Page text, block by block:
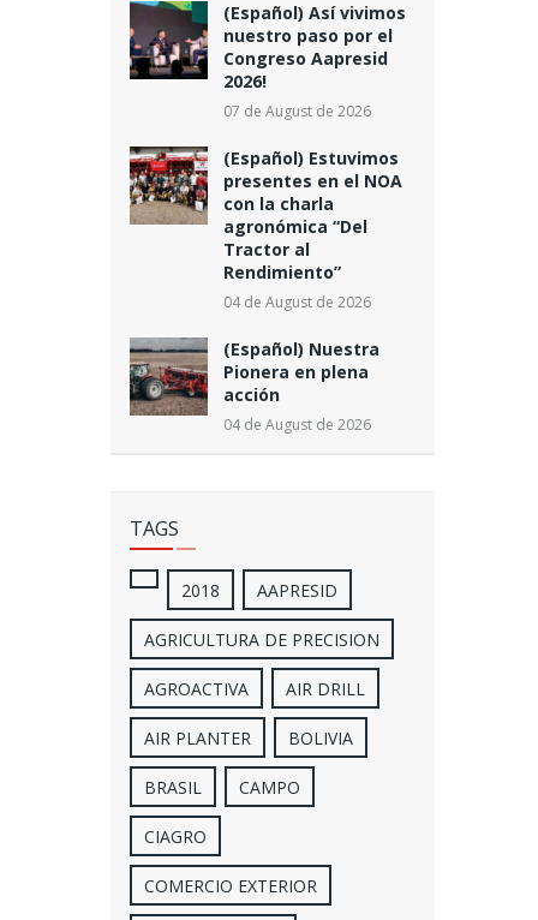
(Español) Así vivimos
nuestro paso por el
Congreso Aapresid
2026!
07 de August de 2026
(Español) Estuvimos
presentes en el NOA
con la charla
agronómica “Del
Tractor al
Rendimiento”
04 de August de 2026
(Español) Nuestra
Pionera en plena
acción
04 de August de 2026
TAGS
2018 AAPRESID
AGRICULTURA DE PRECISION
AGROACTIVA AIR DRILL
AIR PLANTER BOLIVIA
BRASIL CAMPO
CIAGRO
COMERCIO EXTERIOR